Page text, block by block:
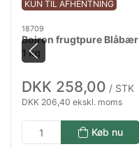
KUN TIL AFHENTNING
18709
Boiron frugtpure Blåbær
1 kg
DKK 258,00 / STK
DKK 206,40 ekskl. moms
Køb nu